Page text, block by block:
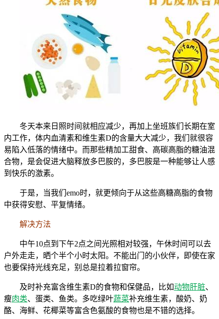
冬天本来日照时间就相应减少，再加上坐班族们长期在室
内工作，体内血清素和维生素D的含量大大减少，我们就很容
易陷入低落的情绪中。而那些精加工甜食、高碳高脂的糖油混
合物，是会促进大脑释放多巴胺的，多巴胺是一种能够让人感
到快乐的激素。
于是，当我们emo时，就更倾向于从这些高糖高脂的食物
中获得安慰、平复情绪。
解决方法
中午10点到下午2点之间光照相对较强，午休时间可以去
户外走走，晒个半个小时太阳。不能出门的小伙伴，即使在家
也要保持光线充足，别总是拉着拉窗帘。
及时补充富含维生素D的食物和保健品，比如动物肝脏、
瘦肉类、蛋类、鱼类。多吃绿叶蔬菜补充维生素，酸奶、奶
酪、海鲜、花椰菜等富含色氨酸的食物也是不错的选择。